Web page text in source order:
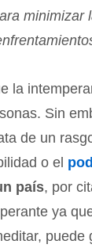
minimizar
la
Sin
de un
o el
país, por
ya
puede